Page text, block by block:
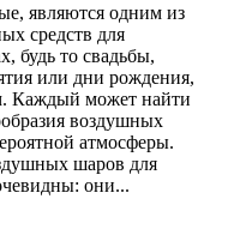
являются одним из
средств для
будь то свадьбы,
или дни рождения,
Каждый может найти
воздушных
атмосферы.
шаров для
они...